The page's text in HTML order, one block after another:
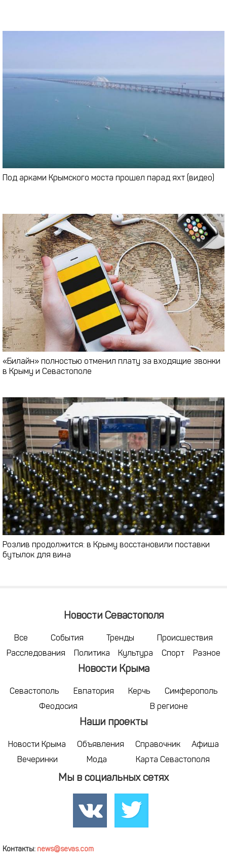
Под арками Крымского моста прошел парад яхт (видео)
«Билайн» полностью отменил плату за входящие звонки
в Крыму и Севастополе
Розлив продолжится: в Крыму восстановили поставки
бутылок для вина
Новости Севастополя
Все События Тренды
Происшествия
Расследования
Политика Культура Спорт Разное
Новости Крыма
Севастополь Евпатория Керчь
Симферополь
Феодосия
В регионе
Наши проекты
Новости Крыма Объявления Справочник
Афиша
Вечеринки
Мода Карта Севастополя
Мы в социальных сетях
Контакты: news@sevas.com